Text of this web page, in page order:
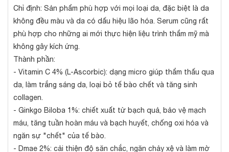
Chỉ định: Sản phẩm phù hợp với mọi loại da, đặc biệt là da
không đều màu và da có dấu hiệu lão hóa. Serum cũng rất
phù hợp cho những ai mới thực hiện liệu trình thẩm mỹ mà
không gây kích ứng.
Thành phần:
- Vitamin C 4% (L-Ascorbic): dạng micro giúp thẩm thấu qua
da, làm trắng sáng da, loại bỏ tế bào chết và tăng sinh
collagen.
- Ginkgo Biloba 1%: chiết xuất từ bạch quả, bảo vệ mạch
máu, tăng tuần hoàn máu và bạch huyết, chống oxi hóa và
ngăn sự "chết" của tế bào.
- Dmae 2%: cải thiện độ săn chắc, ngăn chảy xệ và làm mờ